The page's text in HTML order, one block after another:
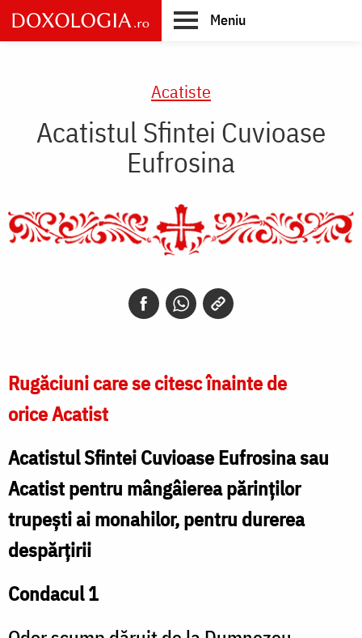
Skip
to
main
Meniu
Acatiste
Acatistul Sfintei Cuvioase
Eufrosina
Rugăciuni care se citesc înainte de
orice Acatist
Acatistul Sfintei Cuvioase Eufrosina sau
Acatist pentru mângâierea părinților
trupești ai monahilor, pentru durerea
despărțirii
Condacul 1